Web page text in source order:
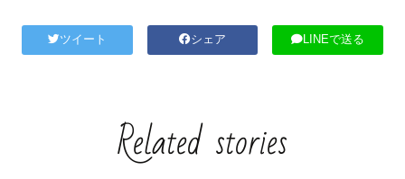
ツイート シェア LINEで送る
Related stories